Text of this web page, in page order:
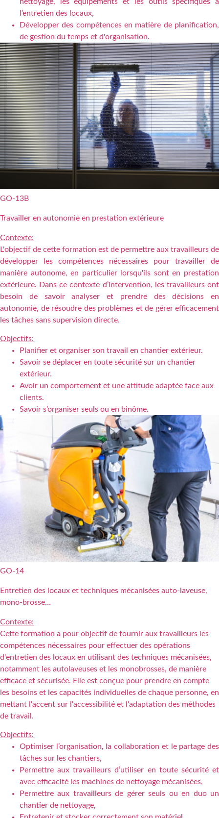
nettoyage, les équipements et les outils spécifiques à
l’entretien des locaux,
Développer des compétences en matière de planification,
de gestion du temps et d'organisation.
GO-13B
Travailler en autonomie en prestation extérieure
Contexte:
L'objectif de cette formation est de permettre aux travailleurs de
développer les compétences nécessaires pour travailler de
manière autonome, en particulier lorsqu'ils sont en prestation
extérieure. Dans ce contexte d’intervention, les travailleurs ont
besoin de savoir analyser et prendre des décisions en
autonomie, de résoudre des problèmes et de gérer efficacement
les tâches sans supervision directe.
Objectifs:
Planifier et organiser son travail en chantier extérieur.
Savoir se déplacer en toute sécurité sur un chantier
extérieur.
Avoir un comportement et une attitude adaptée face aux
clients.
Savoir s’organiser seuls ou en binôme.
GO-14
Entretien des locaux et techniques mécanisées auto-laveuse,
mono-brosse…
Contexte:
Cette formation a pour objectif de fournir aux travailleurs les
compétences nécessaires pour effectuer des opérations
d'entretien des locaux en utilisant des techniques mécanisées,
notamment les autolaveuses et les monobrosses, de manière
efficace et sécurisée. Elle est conçue pour prendre en compte
les besoins et les capacités individuelles de chaque personne, en
mettant l'accent sur l'accessibilité et l'adaptation des méthodes
de travail.
Objectifs:
Optimiser l’organisation, la collaboration et le partage des
tâches sur les chantiers,
Permettre aux travailleurs d’utiliser en toute sécurité et
avec efficacité les machines de nettoyage mécanisées,
Permettre aux travailleurs de gérer seuls ou en duo un
chantier de nettoyage,